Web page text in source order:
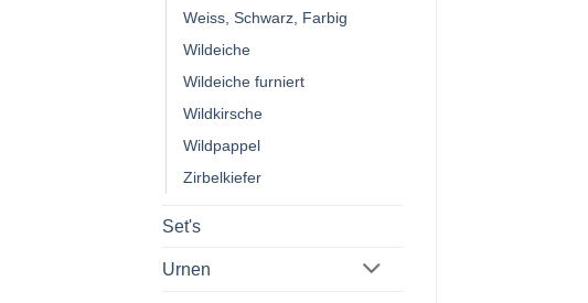
Weiss, Schwarz, Farbig
Wildeiche
Wildeiche furniert
Wildkirsche
Wildpappel
Zirbelkiefer
Set's
Urnen